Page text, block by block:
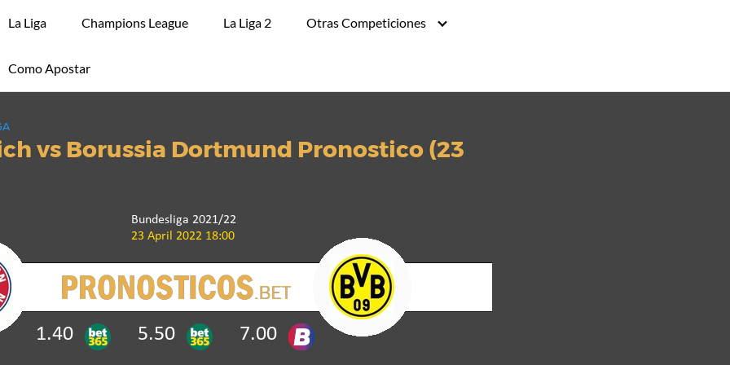
La Liga Champions League La Liga 2 Otras Competiciones
Como Apostar
vs Borussia Dortmund Pronostico (23